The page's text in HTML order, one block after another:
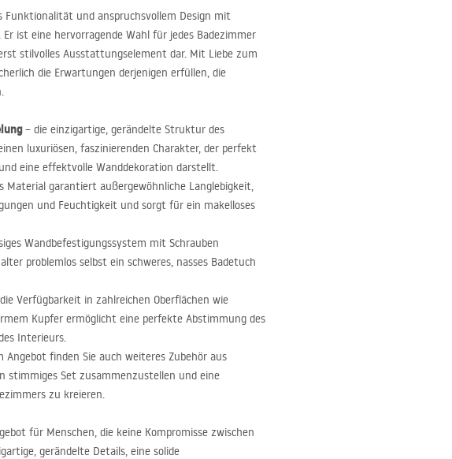
Funktionalität und anspruchsvollem Design mit
Er ist eine hervorragende Wahl für jedes Badezimmer
stilvolles Ausstattungselement dar. Mit Liebe zum
die Erwartungen derjenigen erfüllen, die
– die einzigartige, gerändelte Struktur des
luxuriösen, faszinierenden Charakter, der perfekt
eine effektvolle Wanddekoration darstellt.
Material garantiert außergewöhnliche Langlebigkeit,
und Feuchtigkeit und sorgt für ein makelloses
Wandbefestigungssystem mit Schrauben
problemlos selbst ein schweres, nasses Badetuch
Verfügbarkeit in zahlreichen Oberflächen wie
Kupfer ermöglicht eine perfekte Abstimmung des
Interieurs.
Angebot finden Sie auch weiteres Zubehör aus
stimmiges Set zusammenzustellen und eine
zu kreieren.
für Menschen, die keine Kompromisse zwischen
gerändelte Details, eine solide